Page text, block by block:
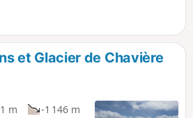
et Glacier de Chavière
m
-1 146 m